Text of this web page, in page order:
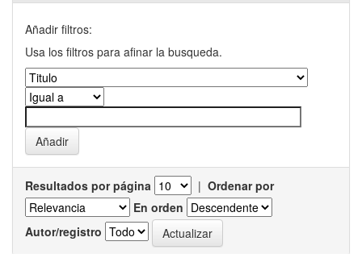
Añadir filtros:
Usa los filtros para afinar la busqueda.
Resultados por página | Ordenar por
En orden
Autor/registro